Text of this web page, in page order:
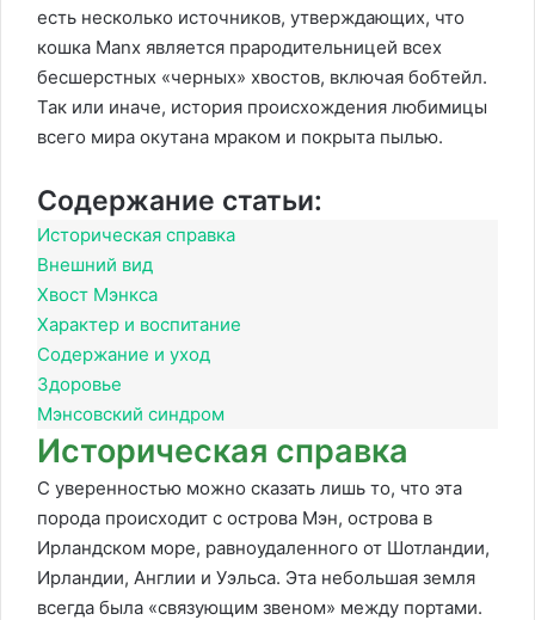
есть несколько источников, утверждающих, что
кошка Manx является прародительницей всех
бесшерстных «черных» хвостов, включая бобтейл.
Так или иначе, история происхождения любимицы
всего мира окутана мраком и покрыта пылью.
Содержание статьи:
Историческая справка
Внешний вид
Хвост Мэнкса
Характер и воспитание
Содержание и уход
Здоровье
Мэнсовский синдром
Историческая справка
С уверенностью можно сказать лишь то, что эта
порода происходит с острова Мэн, острова в
Ирландском море, равноудаленного от Шотландии,
Ирландии, Англии и Уэльса. Эта небольшая земля
всегда была «связующим звеном» между портами.